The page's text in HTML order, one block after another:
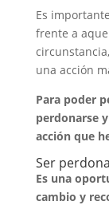
Es
frente a
una acción
Para poder
perdonarse
acción que
Ser
Es una
cambio y